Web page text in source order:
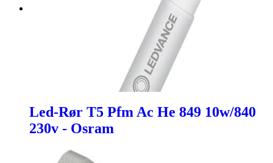
Led-Rør T5 Pfm Ac He 849 10w/840
230v - Osram